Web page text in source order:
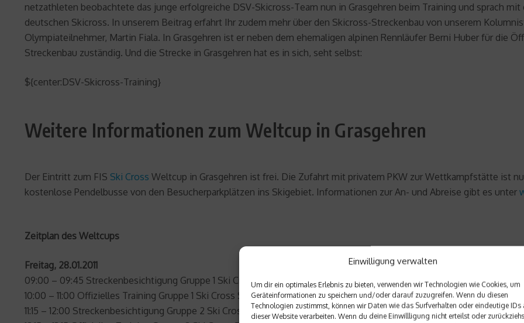
Einwilligung verwalten
Um dir ein optimales Erlebnis zu bieten, verwenden wir Technologien wie Cookies, um
Geräteinformationen zu speichern und/oder darauf zuzugreifen. Wenn du diesen
Technologien zustimmst, können wir Daten wie das Surfverhalten oder eindeutige IDs
dieser Website verarbeiten. Wenn du deine Einwillligung nicht erteilst oder
netzathleten beobachtete das junge erfolgreiche DSV-Skicross-Team nun in Grasgehren beim Training und sprach
deutschen Skicross. In unserem Beitrag erfahrt Ihr zudem mehr über den Skicross-Streckenbau von unserem
Olympiateilnehmer, Martin Fiala. In Grasgehren ist er neben dem ehemaligen alpinen Rennläufer Berni Huber für die
Streckenbau zuständig. Und die Strecke in Grasgehren hat es in sich, seht selbst:
${center:DSV-Skicross-Training}
Weitere Informationen zum Weltcup in Grasgehren
Der Eintritt zum FIS Ski Cross Weltcup in Grasgehren ist frei. Die Zufahrt mit privatem PKW zur Wettkampfstätte ist
kostenlose Pendelbusse von den Besucherparkplätzen ins Skigebiet. Informationen zur An- und Abreise gibt es unter
Zeitplan des Weltcups
Freitag, 28.01.2011
09:00 – 09:45 Streckenbesichtigung Gruppe 1 Ski Cross Strecke Grasgehren
10:00 – 11:00 Offizielles Training Gruppe 1 Ski Cross Strecke Grasgehren
11:15 – 12:00 Streckenbesichtigung Gruppe 2 Ski Cross Strecke Grasgehren